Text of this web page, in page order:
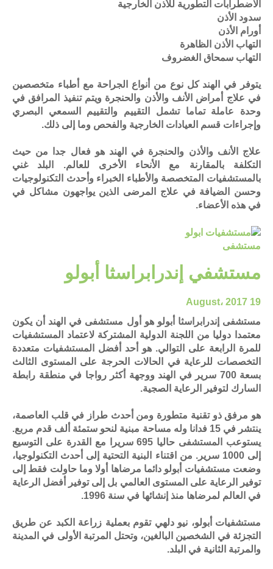
الاضطرابات التطورية للأذن الخارجية
سدود الأذن
أورام الأذن
التهاب الأذن الظاهرة
التهاب سمحاق الغضروف
يتوفر في الهند كل نوع من أنواع الجراحة مع أطباء متخصصين
في علاج أمراض الأنف والأذن والحنجرة ويتم تنفيذ المرافق في
وحدة عاملة تماما تشمل التقييم والتقييم السمعي البصري
وإجراءات قسم العيادات الخارجية والفحص وما إلى ذلك.
علاج الأنف والأذن والحنجرة في الهند هو فعال جدا من حيث
التكلفة بالمقارنة مع الأنحاء الأخرى للعالم. البلد غني
بالمستشفيات المتخصصة والأطباء الخبراء وأحدث التكنولوجيات
وحسن الضيافة في علاج المرضى الذين يواجهون مشاكل في
في هذه الأعضاء.
مستشفى
مستشفي إندرابراسثا أبولو
19 August، 2017
مستشفى إندرابراسثا أبولو هو أول مستشفى في الهند أن يكون
معتمدا دوليا من اللجنة الدولية المشتركة لاعتماد المستشفيات
للمرة الرابعة على التوالي. هو أحد أفضل المستشفيات متعددة
التخصصات للرعاية في الحالات الحرجة على المستوى الثالث
بسعة 700 سرير في الهند ووجهة أكثر رواجا في منطقة رابطة
السارك لتوفير الرعاية الصجية.
هو مرفق ذو تقنية متطورة ومن أحدث طراز في قلب العاصمة،
ينتشر في 15 فدانا وله مساحة مبنية لنحو ستمئة ألف قدم مربع.
يستوعب المستشفى حاليا 695 سريرا مع القدرة على التوسيع
إلى 1000 سرير. من اقتناء البنية التحتية إلى أحدث التكنولوجيا،
وضعت مستشفيات أبولو دائما مرضاها أولا وما حاولت فقط إلى
توفير الرعاية على المستوى العالمي بل إلى توفير أفضل الرعاية
في العالم لمرضاها منذ إنشائها في سنة 1996.
مستشفيات أبولو، نيو دلهي تقوم بعملية زراعة الكبد عن طريق
التجزئة في الشخصين البالغين، وتحتل المرتبة الأولى في المدينة
والمرتبة الثانية في البلد.